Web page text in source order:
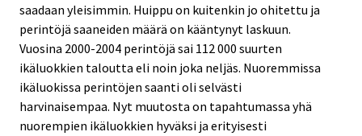
saadaan yleisimmin. Huippu on kuitenkin jo ohitettu ja
perintöjä saaneiden määrä on kääntynyt laskuun.
Vuosina 2000-2004 perintöjä sai 112 000 suurten
ikäluokkien taloutta eli noin joka neljäs. Nuoremmissa
ikäluokissa perintöjen saanti oli selvästi
harvinaisempaa. Nyt muutosta on tapahtumassa yhä
nuorempien ikäluokkien hyväksi ja erityisesti